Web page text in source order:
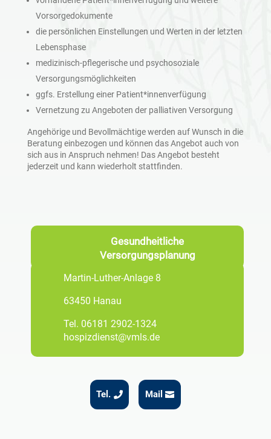
Vorsorgedokumente
die persönlichen Einstellungen und Werten in der letzten
Lebensphase
medizinisch-pflegerische und psychosoziale
Versorgungsmöglichkeiten
ggfs. Erstellung einer Patient*innenverfügung
Vernetzung zu Angeboten der palliativen Versorgung
Angehörige und Bevollmächtige werden auf Wunsch in die
Beratung einbezogen und können das Angebot auch von
sich aus in Anspruch nehmen! Das Angebot besteht
jederzeit und kann wiederholt stattfinden.
Gesundheitliche
Versorgungsplanung
Martin-Luther-Anlage 8
63450 Hanau
Tel. 06181 2902-1324
hospizdienst@vmls.de
Tel. Mail